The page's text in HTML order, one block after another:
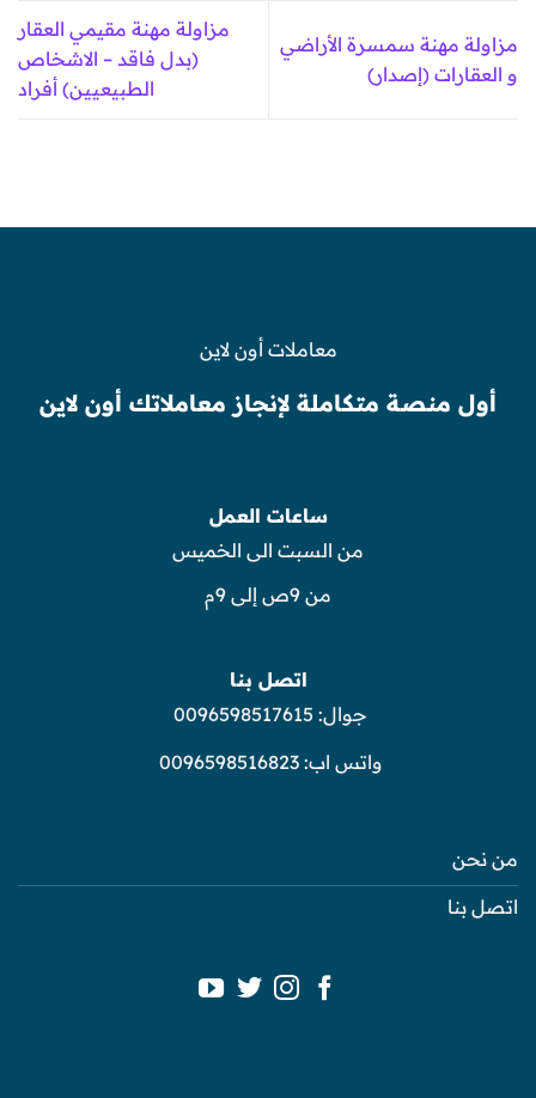
مزاولة مهنة سمسرة الأراضي
و العقارات (إصدار)
مزاولة مهنة مقيمي العقار
(بدل فاقد – الاشخاص
الطبيعيين) أفراد
معاملات أون لاين
أول منصة متكاملة لإنجاز معاملاتك أون لاين
ساعات العمل
من السبت الى الخميس
من 9ص إلى 9م
اتصل بنا
جوال: 0096598517615
واتس اب:0096598516823
من نحن
اتصل بنا